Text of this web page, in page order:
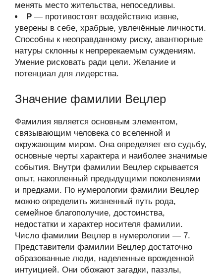
менять место жительства, непоседливы.
Р — противостоят воздействию извне,
уверены в себе, храбрые, увлечённые личности.
Способны к неоправданному риску, авантюрные
натуры склонны к непререкаемым суждениям.
Умение рисковать ради цели. Желание и
потенциал для лидерства.
Значение фамилии Вецлер
Фамилия является основным элементом,
связывающим человека со вселенной и
окружающим миром. Она определяет его судьбу,
основные черты характера и наиболее значимые
события. Внутри фамилии Вецлер скрывается
опыт, накопленный предыдущими поколениями
и предками. По нумерологии фамилии Вецлер
можно определить жизненный путь рода,
семейное благополучие, достоинства,
недостатки и характер носителя фамилии.
Число фамилии Вецлер в нумерологии — 7.
Представители фамилии Вецлер достаточно
образованные люди, наделенные врожденной
интуицией. Они обожают загадки, паззлы,